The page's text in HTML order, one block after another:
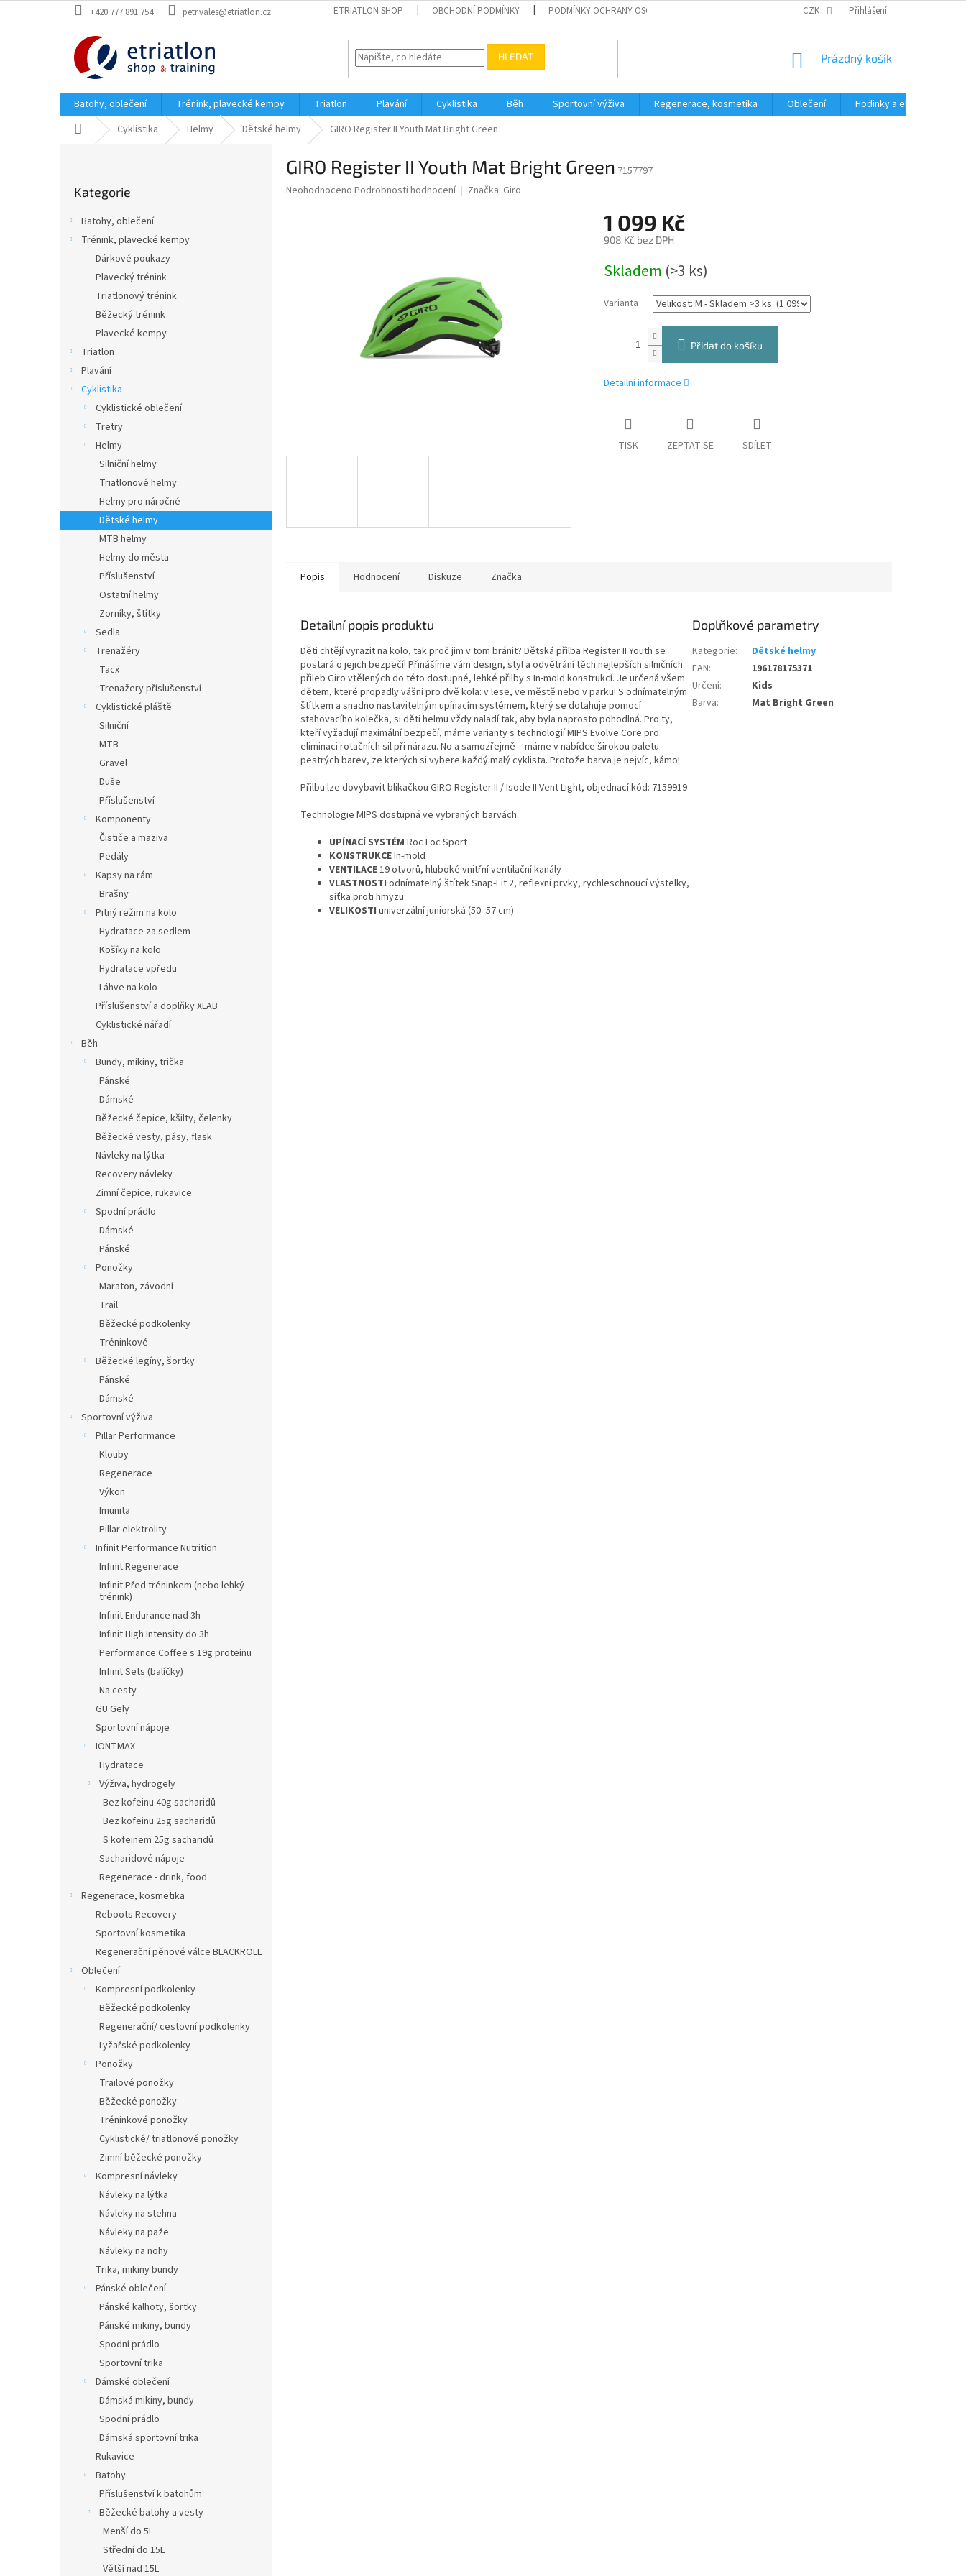
na
+420 777 891 754 petr.vales@etriatlon.cz ETRIATLON SHOP OBCHODNÍ PODMÍNKY PODMÍNKY OCHRANY OSOBNÍCH ÚDAJŮ CZK Přihlášení
HLEDAT
NÁKUPNÍ
Prázdný košík
Batohy, oblečení Trénink, plavecké kempy Triatlon Plavání Cyklistika Běh Sportovní výživa Regenerace, kosmetika Oblečení
Hodinky a elektronika
Domů Cyklistika Helmy Dětské helmy GIRO Register II Youth Mat Bright Green
kategorie
Kategorie
Batohy, oblečení
Trénink, plavecké kempy
Dárkové poukazy
Plavecký trénink
Triatlonový trénink
Běžecký trénink
Plavecké kempy
Triatlon
Plavání
Cyklistika
Cyklistické oblečení
Tretry
Helmy
Silniční helmy
Triatlonové helmy
Helmy pro náročné
Dětské helmy
MTB helmy
Helmy do města
Příslušenství
Ostatní helmy
Zorníky, štítky
Sedla
Trenažéry
Tacx
Trenažery příslušenství
Cyklistické pláště
Silniční
MTB
Gravel
Duše
Příslušenství
Komponenty
Čističe a maziva
Pedály
Kapsy na rám
Brašny
Pitný režim na kolo
Hydratace za sedlem
Košíky na kolo
Hydratace vpředu
Láhve na kolo
Příslušenství a doplňky XLAB
Cyklistické nářadí
Běh
Bundy, mikiny, trička
Pánské
Dámské
Běžecké čepice, kšilty, čelenky
Běžecké vesty, pásy, flask
Návleky na lýtka
Recovery návleky
Zimní čepice, rukavice
Spodní prádlo
Dámské
Pánské
Ponožky
Maraton, závodní
Trail
Běžecké podkolenky
Tréninkové
Běžecké legíny, šortky
Pánské
Dámské
Sportovní výživa
Pillar Performance
Klouby
Regenerace
Výkon
Imunita
Pillar elektrolity
Infinit Performance Nutrition
Infinit Regenerace
Infinit Před tréninkem (nebo lehký
trénink)
Infinit Endurance nad 3h
Infinit High Intensity do 3h
Performance Coffee s 19g proteinu
Infinit Sets (balíčky)
Na cesty
GU Gely
Sportovní nápoje
IONTMAX
Hydratace
Výživa, hydrogely
Bez kofeinu 40g sacharidů
Bez kofeinu 25g sacharidů
S kofeinem 25g sacharidů
Sacharidové nápoje
Regenerace - drink, food
Regenerace, kosmetika
Reboots Recovery
Sportovní kosmetika
Regenerační pěnové válce BLACKROLL
Oblečení
Kompresní podkolenky
Běžecké podkolenky
Regenerační/ cestovní podkolenky
Lyžařské podkolenky
Ponožky
Trailové ponožky
Běžecké ponožky
Tréninkové ponožky
Cyklistické/ triatlonové ponožky
Zimní běžecké ponožky
Kompresní návleky
Návleky na lýtka
Návleky na stehna
Návleky na paže
Návleky na nohy
Trika, mikiny bundy
Pánské oblečení
Pánské kalhoty, šortky
Pánské mikiny, bundy
Spodní prádlo
Sportovní trika
Dámské oblečení
Dámská mikiny, bundy
Spodní prádlo
Dámská sportovní trika
Rukavice
Batohy
Příslušenství k batohům
Běžecké batohy a vesty
Menší do 5L
Střední do 15L
Větší nad 15L
GIRO Register II Youth Mat Bright Green 7157797
Průměrné
Neohodnoceno Podrobnosti hodnocení Značka: Giro
1 099 Kč
908 Kč bez DPH
cena:
Skladem (>3 ks)
Varianta
Přidat do košíku
Detailní informace
TISK ZEPTAT SE SDÍLET
Popis Hodnocení Diskuze Značka
Detailní popis produktu
Děti chtějí vyrazit na kolo, tak proč jim v tom bránit? Dětská přilba Register II Youth se
postará o jejich bezpečí! Přinášíme vám design, styl a odvětrání těch nejlepších silničních
přileb Giro vtělených do této dostupné, lehké přilby s In-mold konstrukcí. Je určená všem
dětem, které propadly vášni pro dvě kola: v lese, ve městě nebo v parku! S odnímatelným
štítkem a snadno nastavitelným upínacím systémem, který se dotahuje pomocí
stahovacího kolečka, si děti helmu vždy naladí tak, aby byla naprosto pohodlná. Pro ty,
kteří vyžadují maximální bezpečí, máme varianty s technologií MIPS Evolve Core pro
eliminaci rotačních sil při nárazu. No a samozřejmě – máme v nabídce širokou paletu
pestrých barev, ze kterých si vybere každý malý cyklista. Protože barva je nejvíc, kámo!
Přilbu lze dovybavit blikačkou GIRO Register II / Isode II Vent Light, objednací kód: 7159919
Technologie MIPS dostupná ve vybraných barvách.
UPÍNACÍ SYSTÉM Roc Loc Sport
KONSTRUKCEIn-mold
VENTILACE19 otvorů, hluboké vnitřní ventilační kanály
VLASTNOSTI odnímatelný štítek Snap-Fit 2, reflexní prvky, rychleschnoucí výstelky,
síťka proti hmyzu
VELIKOSTI univerzální juniorská (50–57 cm)
Doplňkové parametry
Kategorie:
Dětské helmy
EAN:
196178175371
Určení:
Kids
Barva: Mat Bright Green